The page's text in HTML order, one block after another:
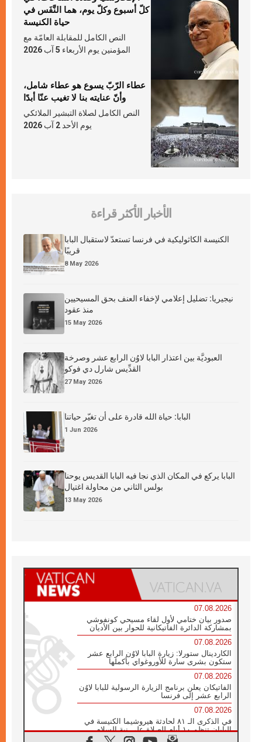
كلّ أسبوع وكلّ يوم، هما النَّفَس في
حياة الكنيسة
النص الكامل للمقابلة العامّة مع
المؤمنين يوم الأربعاء 5 آب 2026
عطاء الرّبّ يسوع هو عطاء شامل،
وأنّ عنايته بنا لا تغيب عنّا أبدًا
النص الكامل لصلاة التبشير الملائكي
يوم الأحد 2 آب 2026
الأخبار الأكثر قراءة
الكنيسة الكاثوليكية في فرنسا تستعدّ لاستقبال البابا
قريبًا
8 May 2026
نيجيريا: تضليل إعلامي لإخفاء العنف بحق المسيحيين
منذ عقود
15 May 2026
العبوديَّة بين اعتذار البابا لاوُن الرابع عشر وصرخة
القدِّيس شارل دي فوكو
27 May 2026
البابا: حياة الله قادرة على أن تغيّر حياتنا
1 Jun 2026
البابا يركع في المكان الذي نجا فيه البابا القديس يوحنا
بولس الثاني من محاولة اغتيال
13 May 2026
07.08.2026
صدور بيان ختامي لأول لقاء مسيحي كونفوشي
بمشاركة الدائرة الفاتيكانية للحوار بين الأديان
07.08.2026
الكاردينال ستورلا: زيارة البابا لاوُن الرابع عشر
ستكون بشرى سارة للأوروغواي بأكملها
07.08.2026
الفاتيكان يعلن برنامج الزيارة الرسولية للبابا لاوُن
الرابع عشر إلى فرنسا
07.08.2026
في الذكرى الـ ٨١ لحادثة هيروشيما الكنيسة في
اليابان تنظم ١٠ أيام للصلاة على نية السلام